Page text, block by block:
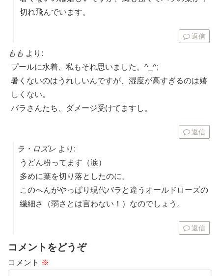
切れ飛んでいます。
返信
もも より:
プールに水着、私もそれ思いました。^_^;
暑くないのはうれしいんですが、湿度が高すぎるのは嬉
しくない。
バラさんたち、ダメージ受けてますし。
返信
ラ・ロズレ より:
うどん粉ってます（涙）
多めに葉を切り落としたのに。
このへんがやっぱり現代バラと違うオールドローズの
繊細さ（弱さとは言わない！）なのでしょう。
返信
コメントをどうぞ
コメント ※